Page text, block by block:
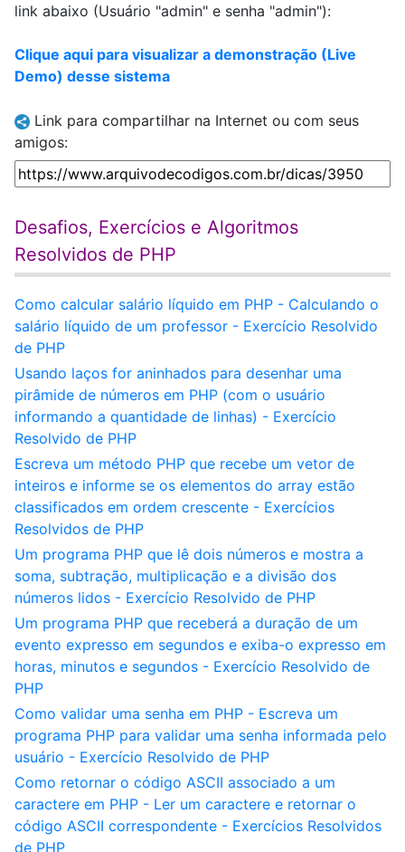
link abaixo (Usuário "admin" e senha "admin"):
Clique aqui para visualizar a demonstração (Live
Demo) desse sistema
Link para compartilhar na Internet ou com seus
amigos:
Desafios, Exercícios e Algoritmos
Resolvidos de PHP
Como calcular salário líquido em PHP - Calculando o
salário líquido de um professor - Exercício Resolvido
de PHP
Usando laços for aninhados para desenhar uma
pirâmide de números em PHP (com o usuário
informando a quantidade de linhas) - Exercício
Resolvido de PHP
Escreva um método PHP que recebe um vetor de
inteiros e informe se os elementos do array estão
classificados em ordem crescente - Exercícios
Resolvidos de PHP
Um programa PHP que lê dois números e mostra a
soma, subtração, multiplicação e a divisão dos
números lidos - Exercício Resolvido de PHP
Um programa PHP que receberá a duração de um
evento expresso em segundos e exiba-o expresso em
horas, minutos e segundos - Exercício Resolvido de
PHP
Como validar uma senha em PHP - Escreva um
programa PHP para validar uma senha informada pelo
usuário - Exercício Resolvido de PHP
Como retornar o código ASCII associado a um
caractere em PHP - Ler um caractere e retornar o
código ASCII correspondente - Exercícios Resolvidos
de PHP